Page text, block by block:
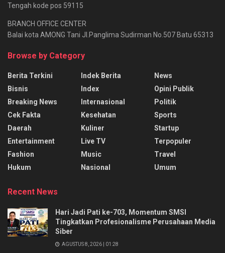
Tengah kode pos 59115
BRANCH OFFICE CENTER
Balai kota AMONG Tani Jl.Panglima Sudirman No.507 Batu 65313
Browse by Category
Berita Terkini
Bisnis
Breaking News
Cek Fakta
Daerah
Entertainment
Fashion
Hukum
Indek Berita
Index
Internasional
Kesehatan
Kuliner
Live TV
Music
Nasional
News
Opini Publik
Politik
Sports
Startup
Terpopuler
Travel
Umum
Recent News
Hari Jadi Pati ke-703, Momentum SMSI
Tingkatkan Profesionalisme Perusahaan Media
Siber
AGUSTUS 8, 2026 | 01:28